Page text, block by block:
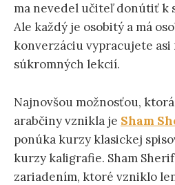
ma nevedel učiteľ donútiť k
Ale každý je osobitý a má
konverzáciu vypracujete asi
súkromných lekcií.
Najnovšou možnosťou,
arabčiny vznikla je Sham
ponúka kurzy klasickej
kurzy kaligrafie. Sham
zariadením, ktoré vzniklo